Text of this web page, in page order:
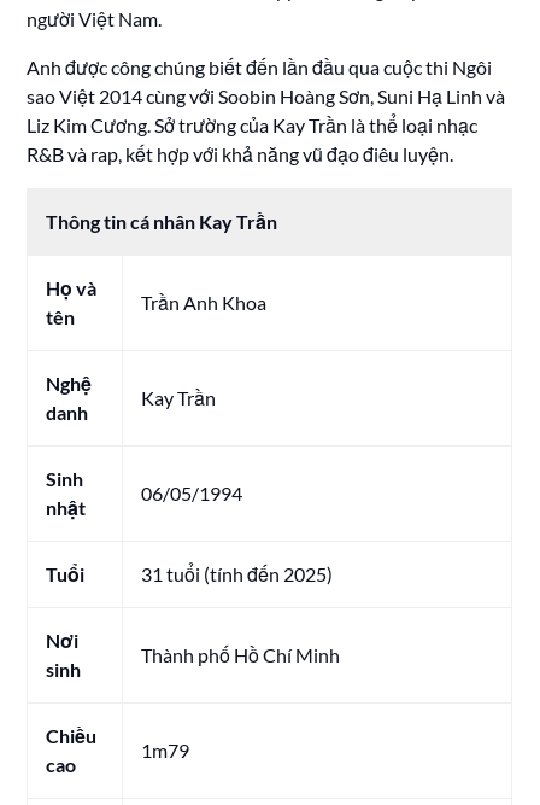
người Việt Nam.
Anh được công chúng biết đến lần đầu qua cuộc thi Ngôi
sao Việt 2014 cùng với Soobin Hoàng Sơn, Suni Hạ Linh và
Liz Kim Cương. Sở trường của Kay Trần là thể loại nhạc
R&B và rap, kết hợp với khả năng vũ đạo điêu luyện.
Thông tin cá nhân Kay Trần
Họ và
tên
Trần Anh Khoa
Nghệ
danh
Kay Trần
Sinh
nhật
06/05/1994
Tuổi 31 tuổi (tính đến 2025)
Nơi
sinh
Thành phố Hồ Chí Minh
Chiều
cao
1m79